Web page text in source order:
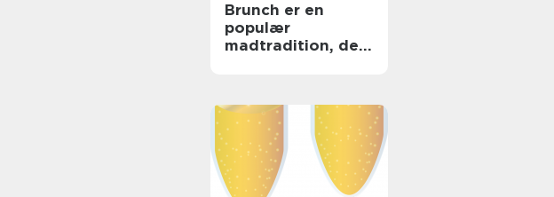
Brunch er en
populær
madtradition, der
frokost og giver
folk mulighed for
at nyde en lækker
og afslappet
spiseoplevelse